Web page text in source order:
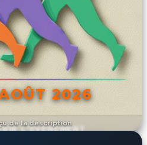
de la description
2026
L'ÉVÉNEMENT